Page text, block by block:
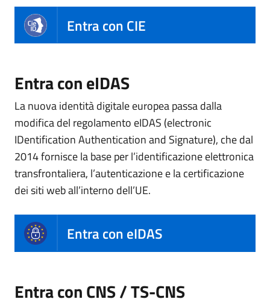
Entra con CIE
Entra con eIDAS
La nuova identità digitale europea passa dalla
modifica del regolamento eIDAS (electronic
IDentification Authentication and Signature), che dal
2014 fornisce la base per l’identificazione elettronica
transfrontaliera, l’autenticazione e la certificazione
dei siti web all’interno dell’UE.
Entra con eIDAS
Entra con CNS / TS-CNS